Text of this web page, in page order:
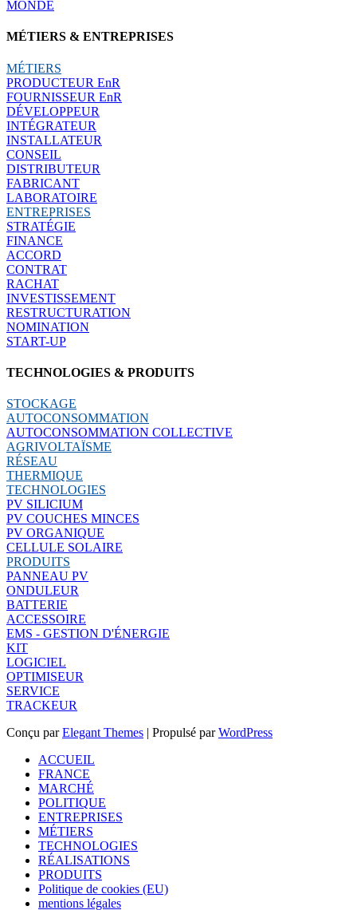
MONDE
MÉTIERS & ENTREPRISES
MÉTIERS
PRODUCTEUR EnR
FOURNISSEUR EnR
DÉVELOPPEUR
INTÉGRATEUR
INSTALLATEUR
CONSEIL
DISTRIBUTEUR
FABRICANT
LABORATOIRE
ENTREPRISES
STRATÉGIE
FINANCE
ACCORD
CONTRAT
RACHAT
INVESTISSEMENT
RESTRUCTURATION
NOMINATION
START-UP
TECHNOLOGIES & PRODUITS
STOCKAGE
AUTOCONSOMMATION
AUTOCONSOMMATION COLLECTIVE
AGRIVOLTAÏSME
RÉSEAU
THERMIQUE
TECHNOLOGIES
PV SILICIUM
PV COUCHES MINCES
PV ORGANIQUE
CELLULE SOLAIRE
PRODUITS
PANNEAU PV
ONDULEUR
BATTERIE
ACCESSOIRE
EMS - GESTION D'ÉNERGIE
KIT
LOGICIEL
OPTIMISEUR
SERVICE
TRACKEUR
Conçu parElegant Themes | Propulsé parWordPress
ACCUEIL
FRANCE
MARCHÉ
POLITIQUE
ENTREPRISES
MÉTIERS
TECHNOLOGIES
RÉALISATIONS
PRODUITS
Politique de cookies (EU)
mentions légales